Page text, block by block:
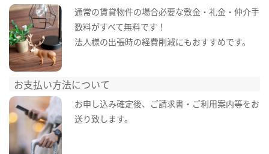
通常の賃貸物件の場合必要な敷金・礼金・仲介手
数料がすべて無料です！
法人様の出張時の経費削減にもおすすめです。
お支払い方法について
お申し込み確定後、ご請求書・ご利用案内等をお
送り致します。